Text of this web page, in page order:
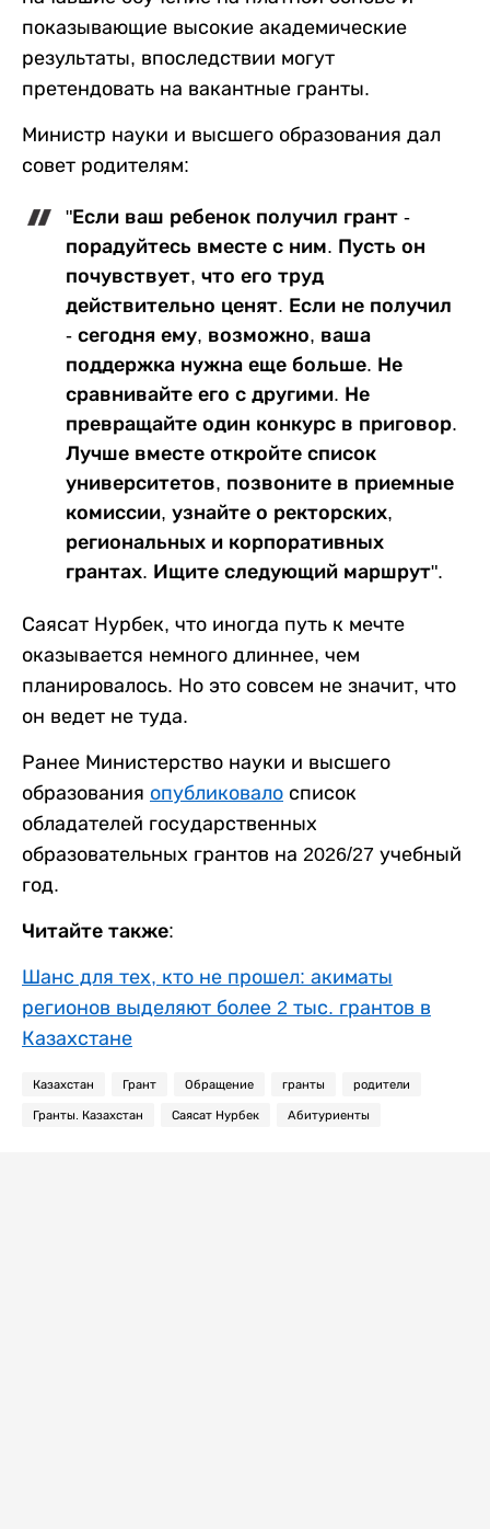
показывающие высокие академические
результаты, впоследствии могут
претендовать на вакантные гранты.
Министр науки и высшего образования дал
совет родителям:
"Если ваш ребенок получил грант -
порадуйтесь вместе с ним. Пусть он
почувствует, что его труд
действительно ценят. Если не получил
- сегодня ему, возможно, ваша
поддержка нужна еще больше. Не
сравнивайте его с другими. Не
превращайте один конкурс в приговор.
Лучше вместе откройте список
университетов, позвоните в приемные
комиссии, узнайте о ректорских,
региональных и корпоративных
грантах. Ищите следующий маршрут".
Саясат Нурбек, что иногда путь к мечте
оказывается немного длиннее, чем
планировалось. Но это совсем не значит, что
он ведет не туда.
Ранее Министерство науки и высшего
образования опубликовало список
обладателей государственных
образовательных грантов на 2026/27 учебный
год.
Читайте также:
Шанс для тех, кто не прошел: акиматы
регионов выделяют более 2 тыс. грантов в
Казахстане
Казахстан Грант Обращение гранты родители
Гранты. Казахстан Саясат Нурбек Абитуриенты